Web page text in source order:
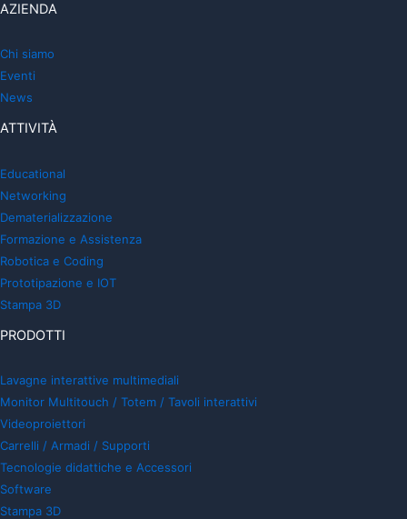
AZIENDA
Chi siamo
Eventi
News
ATTIVITÀ
Educational
Networking
Dematerializzazione
Formazione e Assistenza
Robotica e Coding
Prototipazione e IOT
Stampa 3D
PRODOTTI
Lavagne interattive multimediali
Monitor Multitouch / Totem / Tavoli interattivi
Videoproiettori
Carrelli / Armadi / Supporti
Tecnologie didattiche e Accessori
Software
Stampa 3D